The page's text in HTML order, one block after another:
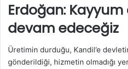
Erdoğan:
devam edeceğiz
Üretimin durduğu, Kandil’e
gönderildiği, hizmetin olmadığı